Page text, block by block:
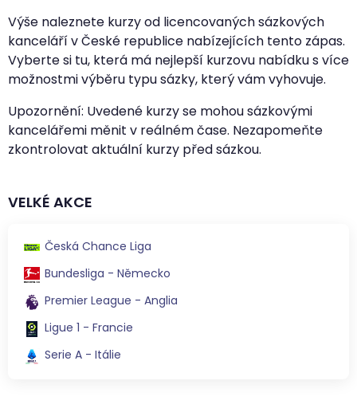
Výše naleznete kurzy od licencovaných sázkových
kanceláří v České republice nabízejících tento zápas.
Vyberte si tu, která má nejlepší kurzovu nabídku s více
možnostmi výběru typu sázky, který vám vyhovuje.
Upozornění: Uvedené kurzy se mohou sázkovými
kancelářemi měnit v reálném čase. Nezapomeňte
zkontrolovat aktuální kurzy před sázkou.
VELKÉ AKCE
Česká Chance Liga
Bundesliga - Německo
Premier League - Anglia
Ligue 1 - Francie
Serie A - Itálie